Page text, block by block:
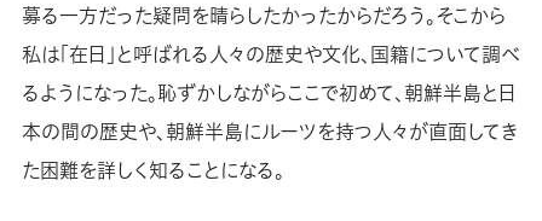
募る一方だった疑問を晴らしたかったからだろう。そこから
私は「在日」と呼ばれる人々の歴史や文化、国籍について調べ
るようになった。恥ずかしながらここで初めて、朝鮮半島と日
本の間の歴史や、朝鮮半島にルーツを持つ人々が直面してき
た困難を詳しく知ることになる。